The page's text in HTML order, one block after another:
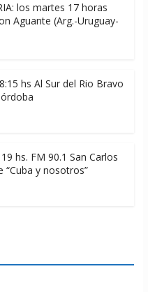
los martes 17 horas
Aguante (Arg.-Uruguay-
hs Al Sur del Rio Bravo
hs. FM 90.1 San Carlos
“Cuba y nosotros”